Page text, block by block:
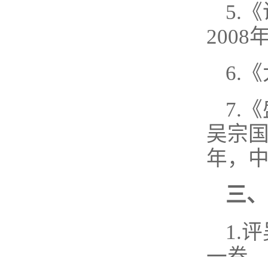
5.
2008
6.
7.
吴宗
年，
三
1.